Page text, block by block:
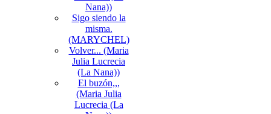
Nana))
Sigo siendo la
misma.
(MARYCHEL)
Volver... (Maria
Julia Lucrecia
(La Nana))
El buzón,,,
(Maria Julia
Lucrecia (La